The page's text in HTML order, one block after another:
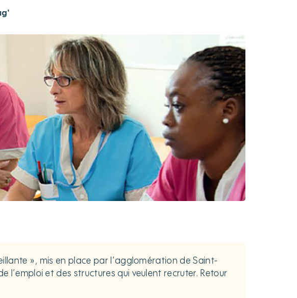
», mis en place par l’agglomération de Saint-
l’emploi et des structures qui veulent recruter. Retour